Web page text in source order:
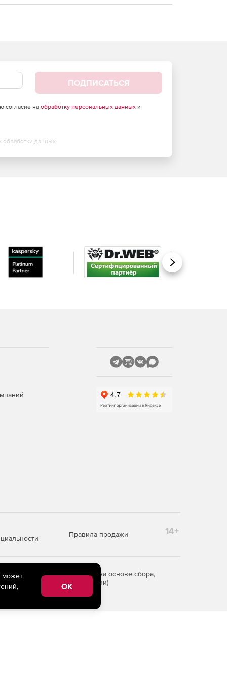
ПОДПИСАТЬСЯ
согласие на обработку персональных данныхи
обработки данных
Вперед
Правила продажи 14+
информации на основе сбора,
Российской Федерации)
может
OK